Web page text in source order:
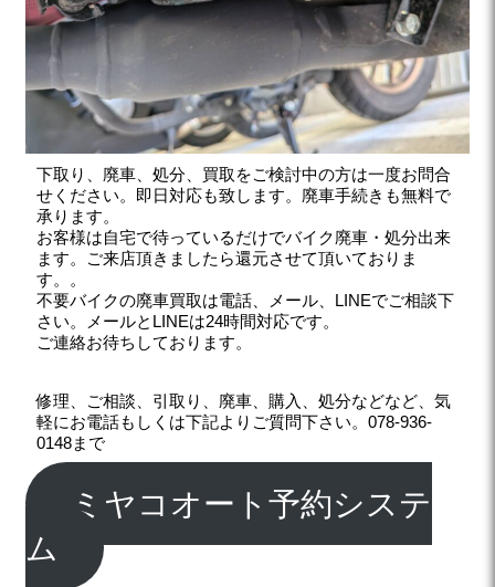
下取り、廃車、処分、買取をご検討中の方は一度お問合
せください。即日対応も致します。廃車手続きも無料で
承ります。
お客様は自宅で待っているだけでバイク廃車・処分出来
ます。ご来店頂きましたら還元させて頂いておりま
す。。
不要バイクの廃車買取は電話、メール、LINEでご相談下
さい。メールとLINEは24時間対応です。
ご連絡お待ちしております。
修理、ご相談、引取り、廃車、購入、処分などなど、気
軽にお電話もしくは下記よりご質問下さい。078-936-
0148まで
ミヤコオート予約システ
ム